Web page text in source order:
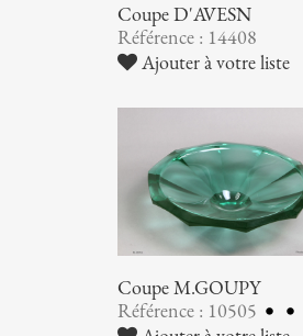
Coupe D'AVESN
Référence : 14408
Ajouter à votre liste
Coupe M.GOUPY
Référence : 10505